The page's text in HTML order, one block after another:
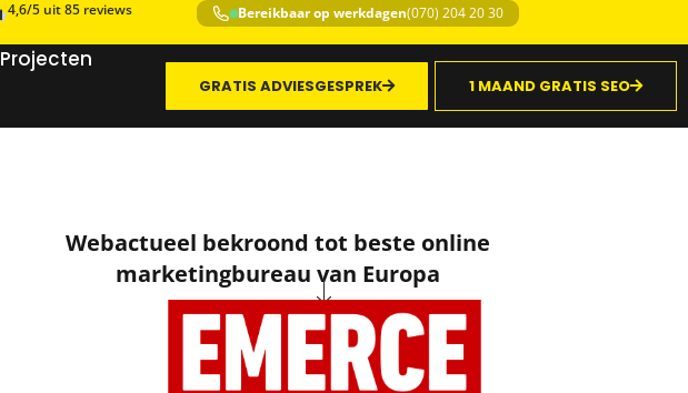
4,6/5 uit 85 reviews Bereikbaar op werkdagen(070) 204 20 30
Projecten
GRATIS ADVIESGESPREK 1 MAAND GRATIS SEO
Webactueel bekroond tot beste online
marketingbureau van Europa